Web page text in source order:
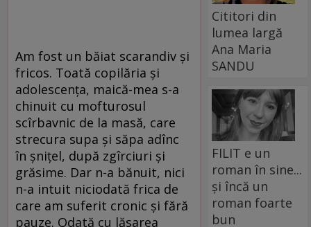
Am fost un băiat scarandiv şi
fricos. Toată copilăria şi
adolescenţa, maică-mea s-a
chinuit cu mofturosul
scîrbavnic de la masă, care
strecura supa şi săpa adînc
în şniţel, după zgîrciuri şi
grăsime. Dar n-a bănuit, nici
n-a intuit niciodată frica de
care am suferit cronic şi fără
pauze. Odată cu lăsarea
Cititori din
lumea largă
Ana Maria
SANDU
FILIT e un
roman în sine...
și încă un
roman foarte
bun